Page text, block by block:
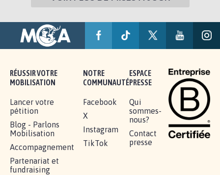
RÉUSSIR VOTRE
MOBILISATION
Lancer votre
pétition
Blog - Parlons
Mobilisation
Accompagnement
Partenariat et
fundraising
NOTRE
COMMUNAUTÉ
Facebook
X
Instagram
TikTok
ESPACE
PRESSE
Qui
sommes-
nous?
Contact
presse